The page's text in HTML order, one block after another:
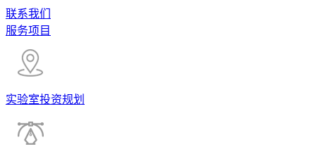
联系我们
服务项目
实验室投资规划